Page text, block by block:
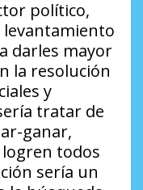
político,
darles mayor
la resolución
y
tratar de
ganar,
todos
sería un